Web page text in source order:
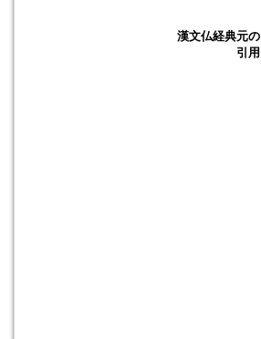
漢文仏経典元の
引用